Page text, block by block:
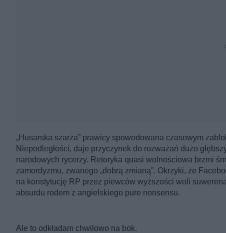
„Husarska szarża” prawicy spowodowana czasowym
Niepodległości, daje przyczynek do rozważań dużo
narodowych rycerzy. Retoryka quasi wolnościowa brzmi
zamordyzmu, zwanego „dobrą zmianą”. Okrzyki, że
na konstytucję RP przez piewców wyższości woli
absurdu rodem z angielskiego pure nonsensu.
Ale to odkładam chwilowo na bok.